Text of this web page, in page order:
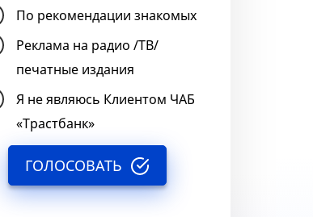
По рекомендации знакомых
Реклама на радио /ТВ/
печатные издания
Я не являюсь Клиентом ЧАБ
«Трастбанк»
ГОЛОСОВАТЬ